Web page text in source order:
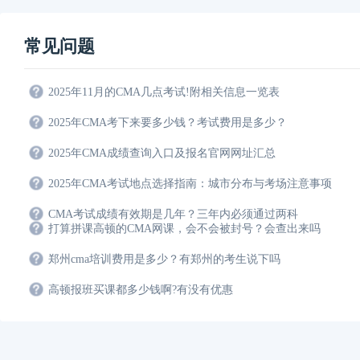
常见问题
2025年11月的CMA几点考试!附相关信息一览表
2025年CMA考下来要多少钱？考试费用是多少？
2025年CMA成绩查询入口及报名官网网址汇总
2025年CMA考试地点选择指南：城市分布与考场注意事项
CMA考试成绩有效期是几年？三年内必须通过两科
打算拼课高顿的CMA网课，会不会被封号？会查出来吗
郑州cma培训费用是多少？有郑州的考生说下吗
高顿报班买课都多少钱啊?有没有优惠